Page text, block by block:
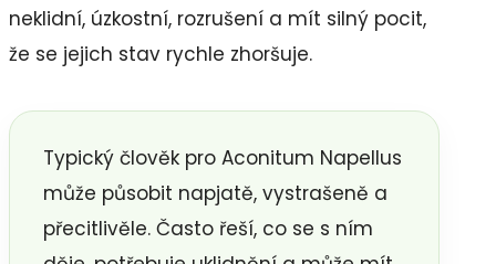
neklidní, úzkostní, rozrušení a mít silný pocit,
že se jejich stav rychle zhoršuje.
Typický člověk pro Aconitum Napellus
může působit napjatě, vystrašeně a
přecitlivěle. Často řeší, co se s ním